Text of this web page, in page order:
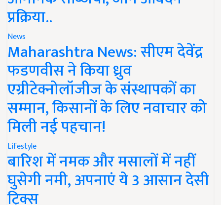
प्रक्रिया..
News
Maharashtra News: सीएम देवेंद्र
फडणवीस ने किया ध्रुव
एग्रीटेक्नोलॉजीज के संस्थापकों का
सम्मान, किसानों के लिए नवाचार को
मिली नई पहचान!
Lifestyle
बारिश में नमक और मसालों में नहीं
घुसेगी नमी, अपनाएं ये 3 आसान देसी
ट्रिक्स